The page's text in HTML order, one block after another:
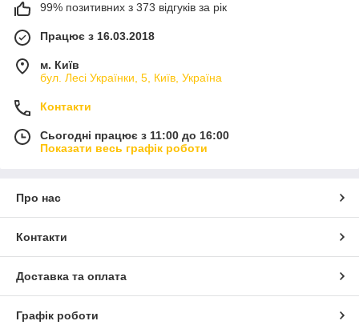
99% позитивних з 373 відгуків за рік
Працює з 16.03.2018
м. Київ
бул. Лесі Українки, 5, Київ, Україна
Контакти
Сьогодні працює з 11:00 до 16:00
Показати весь графік роботи
Про нас
Контакти
Доставка та оплата
Графік роботи